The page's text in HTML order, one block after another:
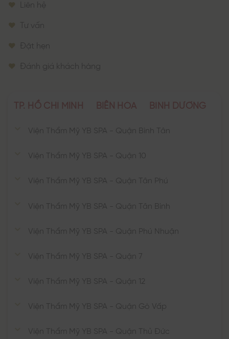
Liên hệ
Tư vấn
Đặt hẹn
Đánh giá khách hàng
TP. HỒ CHÍ MINH BIÊN HÒA BÌNH DƯƠNG
Viện Thẩm Mỹ YB SPA - Quận Bình Tân
Viện Thẩm Mỹ YB SPA - Quận 10
Viện Thẩm Mỹ YB SPA - Quận Tân Phú
Viện Thẩm Mỹ YB SPA - Quận Tân Bình
Viện Thẩm Mỹ YB SPA - Quận Phú Nhuận
Viện Thẩm Mỹ YB SPA - Quận 7
Viện Thẩm Mỹ YB SPA - Quận 12
Viện Thẩm Mỹ YB SPA - Quận Gò Vấp
Viện Thẩm Mỹ YB SPA - Quận Thủ Đức